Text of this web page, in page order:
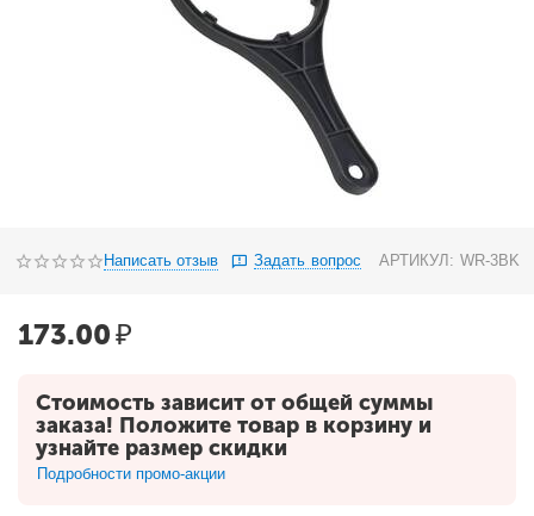
Написать отзыв Задать вопрос АРТИКУЛ: WR-3BK
173.00₽
Стоимость зависит от общей суммы
заказа! Положите товар в корзину и
узнайте размер скидки
Подробности промо-акции